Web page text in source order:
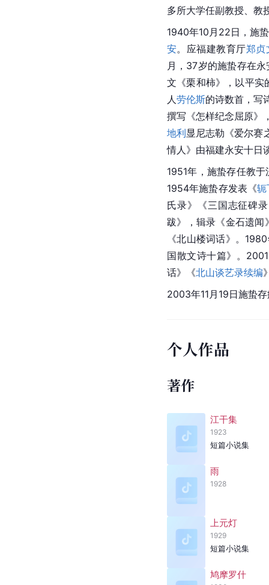
多所大学任副教授、教
1940年10月22日，施
安。应福建教育厅郑贞
月，37岁的施蛰存在
文《栗和柿》，以平实
人 劳伦斯的诗数首，写
撰写《怎样纪念屈原》
地利显尼志勒《爱尔赛
情人》由福建永安十日
1951年，施蛰存任教
1954年施蛰存发表《轭
氏录》《三国志征碑
跋》，辑录《金石遗
《北山楼词话》。
国散文诗十篇》。
话》《北山谈艺录续编
2003年11月19日施蛰
个人作品
著作
江干集
1923
短篇小说集
雨
1928
上元灯
1929
短篇小说集
鸠摩罗什